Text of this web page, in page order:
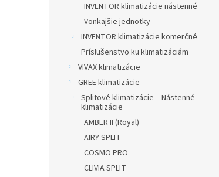
INVENTOR klimatizácie nástenné
Vonkajšie jednotky
INVENTOR klimatizácie komerčné
Príslušenstvo ku klimatizáciám
VIVAX klimatizácie
GREE klimatizácie
Splitové klimatizácie – Nástenné
klimatizácie
AMBER II (Royal)
AIRY SPLIT
COSMO PRO
CLIVIA SPLIT